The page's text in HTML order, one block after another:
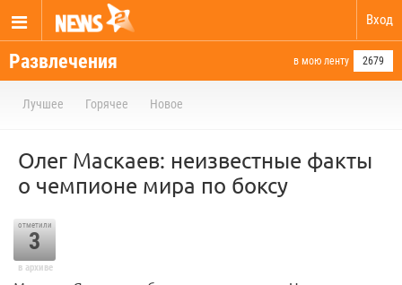
Вход
Развлечения в мою ленту 2679
Лучшее Горячее Новое
Олег Маскаев: неизвестные факты
о чемпионе мира по боксу
отметили
3
в архиве